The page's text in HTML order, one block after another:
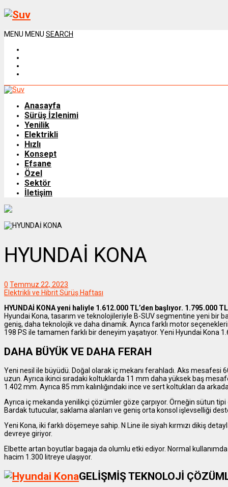
MENU MENU SEARCH
Anasayfa
Sürüş İzlenimi
Yenilik
Elektrikli
Hızlı
Konsept
Efsane
Özel
Sektör
İletişim
HYUNDAİ KONA
0 Temmuz 22, 2023
Elektrikli ve Hibrit Sürüş Haftası
HYUNDAİ KONA yeni haliyle 1.612.000 TL’den başlıyor. 1.795.000
Hyundai Kona, tasarım ve teknolojileriyle B-SUV segmentine yeni bir
geniş, daha teknolojik ve daha dinamik. Ayrıca farklı motor
198 PS ile tamamen farklı bir deneyim yaşatıyor. Yeni Hyundai Kona
DAHA BÜYÜK VE DAHA FERAH
Yeni nesil ile büyüdü. Doğal olarak iç mekanı ferahladı. Aks
uzun. Ayrıca ikinci sıradaki koltuklarda 11 mm daha yüksek baş
1.402 mm. Ayrıca 85 mm kalınlığındaki ince ve sert koltukları da
Ayrıca iç mekanda yenilikçi çözümler göze çarpıyor. Örneğin sütun
Bardak tutucular, saklama alanları ve geniş orta konsol işlevselliği
Yeni Kona, iki farklı döşemeye sahip. N Line ile siyah kırmızı dikiş
devreye giriyor.
Elbette artan boyutlar bagaja da olumlu etki ediyor. Normal
hacim 1.300 litreye ulaşıyor.
GELİŞMİŞ TEKNOLOJİ